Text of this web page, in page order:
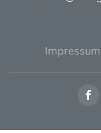
Impressum